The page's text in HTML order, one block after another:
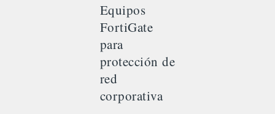
Equipos
FortiGate
para
protección de
red
corporativa